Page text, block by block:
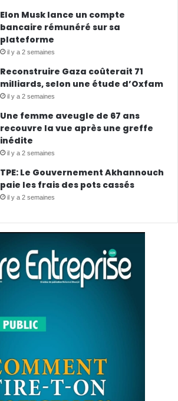
Elon Musk lance un compte
bancaire rémunéré sur sa
plateforme
il y a 2 semaines
Reconstruire Gaza coûterait 71
milliards, selon une étude d’Oxfam
il y a 2 semaines
Une femme aveugle de 67 ans
recouvre la vue après une greffe
inédite
il y a 2 semaines
TPE: Le Gouvernement Akhannouch
paie les frais des pots cassés
il y a 2 semaines